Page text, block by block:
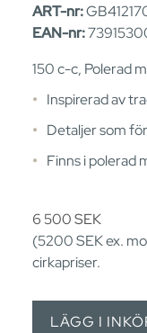
ART-nr:
EAN-nr:
150 c-c, Polerad
Inspirerad av
Detaljer som
Finns i polerad
6 500SEK
(5200SEKex.
cirkapriser.
LÄGG I